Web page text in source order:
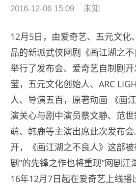
2016-12-06 15:09 未知
12月5日，由爱奇艺、五元文化
品的新派武侠网剧《画江湖之
举行了发布会。爱奇艺自制剧
莹，五元文化创始人、ARC
人、导演五百，原著动画 《画
演关心与剧中演员蔡文静、范
萌、韩鹿等主演出席此次发布
开，《画江湖之不良人》这部
剧”的先锋之作也将重现”网剧江
16年12月7日起在爱奇艺上线播